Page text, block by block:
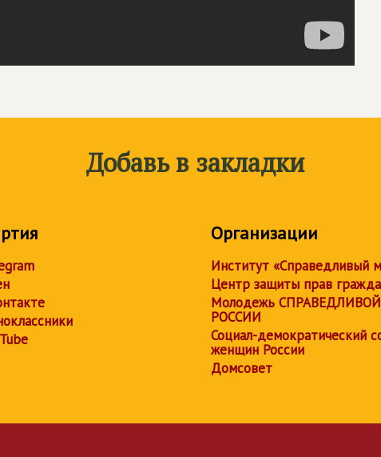
Добавь в закладки
Организации
Институт «Справедливый
Центр защиты прав
Молодежь СПРАВЕДЛИВОЙ
РОССИИ
Социал-демократический
женщин России
Домсовет